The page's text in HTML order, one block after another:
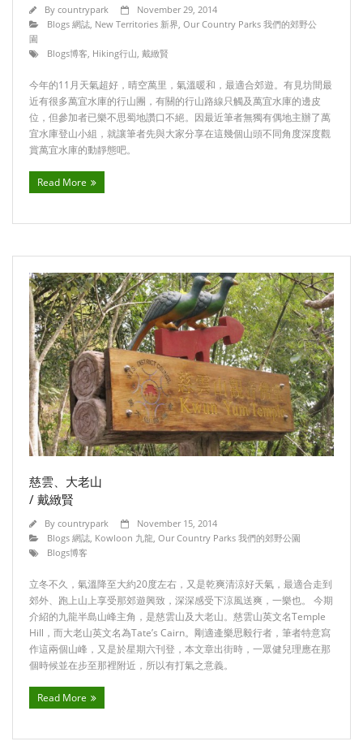
By countrypark
November 29, 2014
Blogs 網誌 New Territories 新界 Our Country Parks 我們的郊野公
園
Blogs博客 Hiking行山 戴緻賢
今年的11月天氣超好，晴空萬里，氣溫暖和，最適合郊遊。有見坊間最
近有很多萬宜水庫的行山團，有關的行山路線只觸及萬宜水庫的邊皮
位，但參加者已樂不思蜀地讚口不絕。因最近筆者無獨有偶地主辦了萬
宜水庫登山小組，就讓筆者先與大家分享在這幾個山頭不同角度深度觀
賞萬宜水庫的動靜態吧。
Read More
慈雲、大老山
/ 戴緻賢
By countrypark
November 15, 2014
Blogs 網誌 Kowloon 九龍 Our Country Parks 我們的郊野公園
Blogs博客
立冬不久，氣溫降至大約20度左右，又是乾爽清涼好天氣，最適合走到
郊外、跑上山上享受那郊遊興致，深深感受下涼風送爽，一樂也。 今期
介紹的九龍半島山峰主角，是慈雲山及大老山。慈雲山英文名Temple
Hill，而大老山英文名為Tate’s Cairn。剛適逄樂思毅行者，筆者特意寫
作這兩個山峰，又是於星期六刊登，本文章出街時，一眾健兒理應在那
個時候並在步至那裡附近，所以有打氣之意義。
Read More